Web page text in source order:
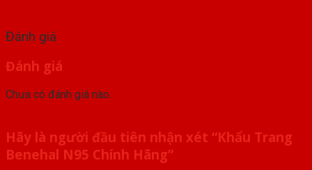
Đánh giá
Đánh giá
Chưa có đánh giá nào.
Hãy là người đầu tiên nhận xét “Khẩu Trang
Benehal N95 Chính Hãng”